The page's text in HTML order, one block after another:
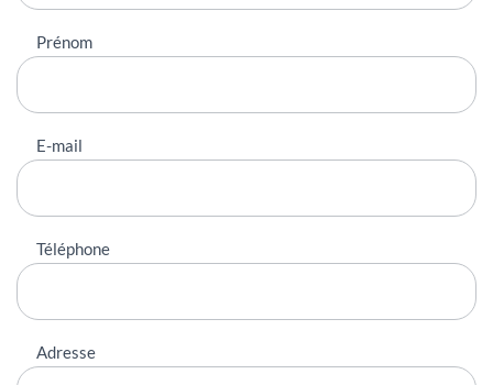
Prénom
E-mail
Téléphone
Adresse